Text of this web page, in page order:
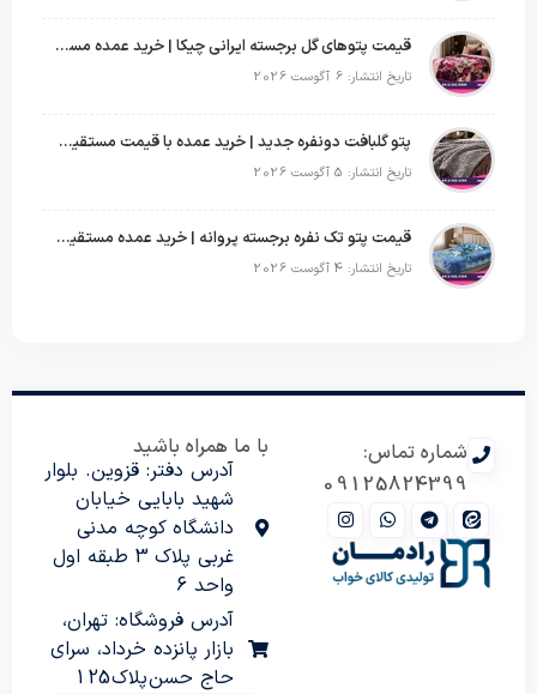
قیمت پتوهای گل برجسته ایرانی چیکا | خرید عمده مستقیم با سود بالا
تاریخ انتشار: 6 آگوست 2026
پتو گلبافت دونفره جدید | خرید عمده با قیمت مستقیم و طرح‌های پرفروش بازار
تاریخ انتشار: 5 آگوست 2026
قیمت پتو تک نفره برجسته پروانه | خرید عمده مستقیم با بهترین قیمت بازار
تاریخ انتشار: 4 آگوست 2026
شماره تماس:
09125824399
با ما همراه باشید
آدرس دفتر: قزوین. بلوار
شهید بابایی خیابان
دانشگاه کوچه مدنی
غربی پلاک 3 طبقه اول
واحد 6
آدرس فروشگاه: تهران،
بازار پانزده خرداد، سرای
حاج حسن پلاک 125